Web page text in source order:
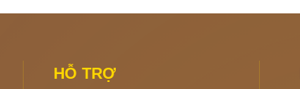
HỖ TRỢ